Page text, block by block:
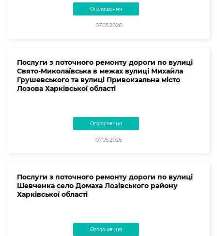
Оголошення
07.05.2026
Послуги з поточного ремонту дороги по вулиці
Свято-Миколаївська в межах вулиці Михайла
Грушевського та вулиці Привокзальна місто
Лозова Харківської області
Оголошення
07.05.2026
Послуги з поточного ремонту дороги по вулиці
Шевченка село Домаха Лозівського району
Харківської області
Оголошення